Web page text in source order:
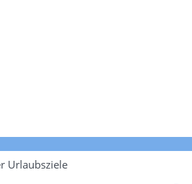
Urlaubsziele